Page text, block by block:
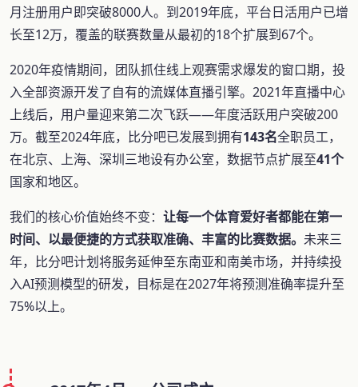
月注册用户即突破8000人。到2019年底，平台日活用户已增
长至12万，覆盖的联赛数量从最初的18个扩展到67个。
2020年疫情期间，团队抓住线上观赛需求爆发的窗口期，投
入全部资源开发了自有的流媒体直播引擎。2021年直播中心
上线后，用户量迎来第二次飞跃——年度活跃用户突破200
万。截至2024年底，比分吧已发展到拥有143名全职员工，
在北京、上海、深圳三地设有办公室，数据节点扩展至41个
国家和地区。
我们的核心价值始终不变： 让每一个体育爱好者都能在第一
时间、以最便捷的方式获取准确、丰富的比赛数据。 未来三
年，比分吧计划将服务延伸至东南亚和南美市场，并持续投
入AI预测模型的研发，目标是在2027年将预测准确率提升至
75%以上。